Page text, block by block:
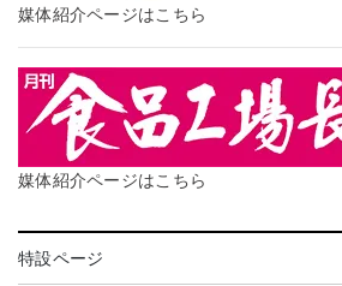
媒体紹介ページはこちら
媒体紹介ページはこちら
特設ページ